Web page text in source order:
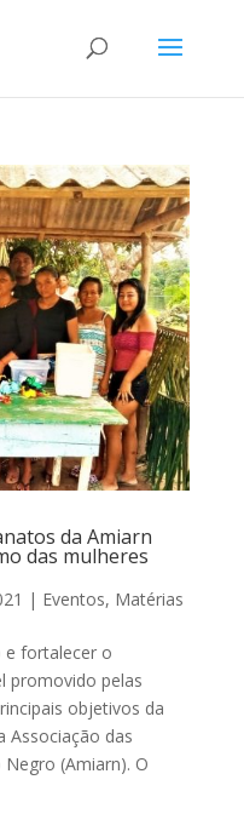
da Amiarn
das mulheres
| Eventos, Matérias
e fortalecer o
promovido pelas
objetivos da
Associação das
(Amiarn). O